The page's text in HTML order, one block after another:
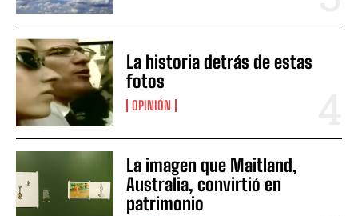
La historia detrás de estas
fotos
OPINIÓN
La imagen que Maitland,
Australia, convirtió en
patrimonio